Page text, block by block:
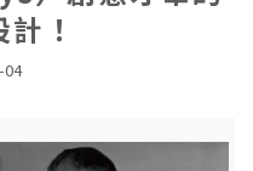
！
04